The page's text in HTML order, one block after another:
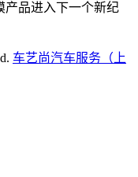
产品进入下一个新纪
车艺尚汽车服务（上